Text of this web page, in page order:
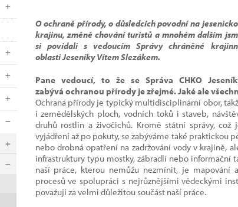
O ochraně přírody, o důsledcích povodní na
krajinu, změně chování turistů a mnohém dalším
si povídali s vedoucím Správy chráněné
oblasti Jeseníky Vítem Slezákem.
Pane vedoucí, to že se Správa CHKO
zabývá ochranou přírody je zřejmé. Jaké ale
Ochrana přírody je typický multidisciplinární obor,
i zemědělských ploch, vodních toků i staveb,
druhů rostlin a živočichů. Kromě státní správy,
vyjádření až po pokuty, se zabýváme také
nebo drobná opatření na zadržování vody v krajině,
infrastruktury typu mostky, zábradlí nebo informační
naší práce, kterou nemůžu nezmínit, je
procesů ve spolupráci s nejrůznějšími vědeckými
považuji za velmi důležitou součást naší práce.